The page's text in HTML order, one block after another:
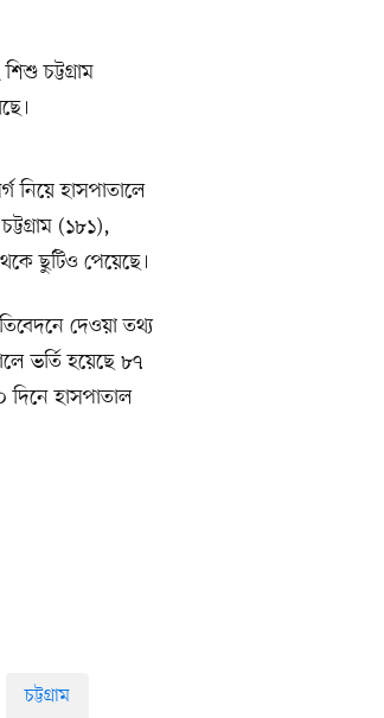
চট্টগ্রাম
নিয়ে হাসপাতালে
(১৮১),
ছুটিও পেয়েছে।
দেওয়া তথ্য
ভর্তি হয়েছে ৮৭
হাসপাতাল
চট্টগ্রাম